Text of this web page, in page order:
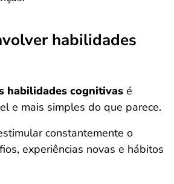
habilidades
habilidades cognitivas é
e mais simples do que parece.
constantemente o
experiências novas e hábitos